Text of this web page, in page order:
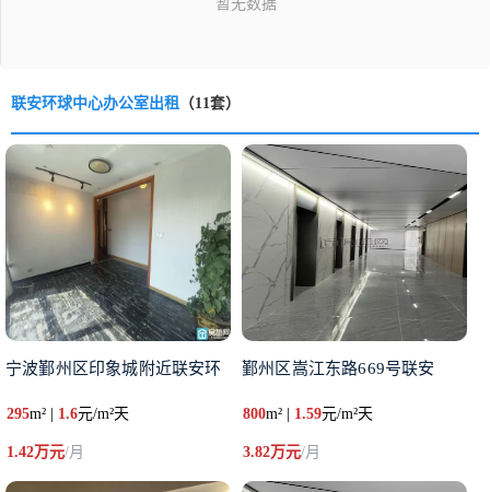
联安环球中心办公室出租 （11套）
宁波鄞州区印象城附近联安环
295m² | 1.6元/m²天
1.42万元/月
鄞州区嵩江东路669号联安
800m² | 1.59元/m²天
3.82万元/月